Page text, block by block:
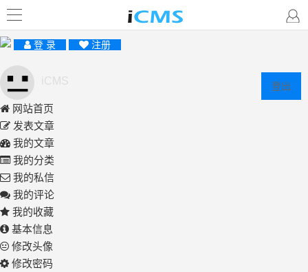
登 录 注册
登出
网站首页
发表文章
我的文章
我的分类
我的私信
我的评论
我的收藏
基本信息
修改头像
修改密码